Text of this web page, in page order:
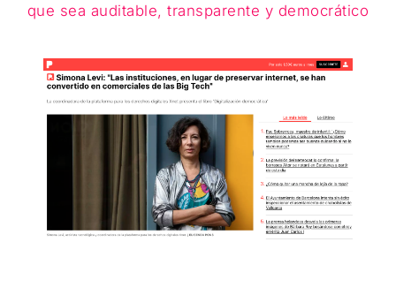
que sea auditable, transparente y democrático